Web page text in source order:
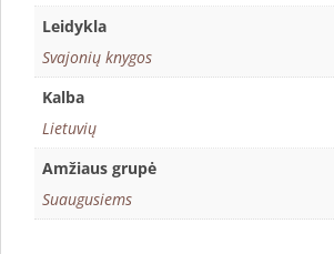
Leidykla
Svajonių knygos
Kalba
Lietuvių
Amžiaus grupė
Suaugusiems